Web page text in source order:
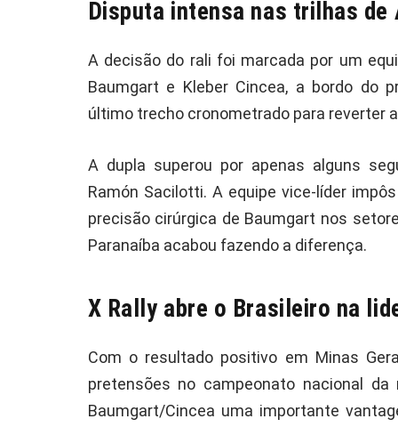
Disputa intensa nas trilhas de
A decisão do rali foi marcada por um
Baumgart e Kleber Cincea, a bordo do
último trecho cronometrado para reverter
A dupla superou por apenas alguns
Ramón Sacilotti. A equipe vice-líder
precisão cirúrgica de Baumgart nos
Paranaíba acabou fazendo a diferença.
X Rally abre o Brasileiro na
Com o resultado positivo em Minas
pretensões no campeonato nacional
Baumgart/Cincea uma importante